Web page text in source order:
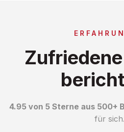
4.95 von 5 Sterne aus 500+
für sich.